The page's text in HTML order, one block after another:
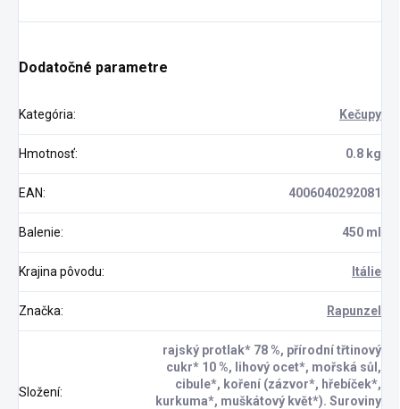
Dodatočné parametre
Kategória: Kečupy
Hmotnosť: 0.8 kg
EAN: 4006040292081
Balenie: 450 ml
Krajina pôvodu: Itálie
Značka: Rapunzel
Složení:
rajský protlak* 78 %, přírodní třtinový
cukr* 10 %, lihový ocet*, mořská sůl,
cibule*, koření (zázvor*, hřebíček*,
kurkuma*, muškátový květ*). Suroviny